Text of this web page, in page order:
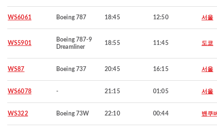
WS6061 Boeing 787 18:45 12:50 서울
WS5901
Boeing 787-9
Dreamliner
18:55 11:45 도쿄
WS87 Boeing 737 20:45 16:15 서울
WS6078 - 21:15 01:05 서울
WS322 Boeing 73W 22:10 00:44 밴쿠